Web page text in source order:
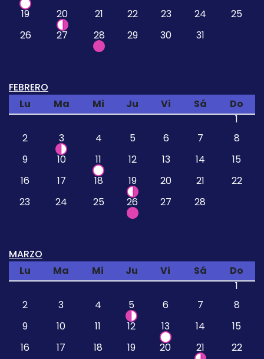
19
20 21 22 23 24
25
26
27 28 29 30 31
FEBRERO
Lu
Ma Mi Ju Vi Sá
Do
1
2
3 4 5 6 7
8
9
10 11 12 13 14
15
16
17 18 19 20 21
22
23
24 25 26 27 28
MARZO
Lu
Ma Mi Ju Vi Sá
Do
1
2
3 4 5 6 7
8
9
10 11 12 13 14
15
16
17 18 19 20 21
22